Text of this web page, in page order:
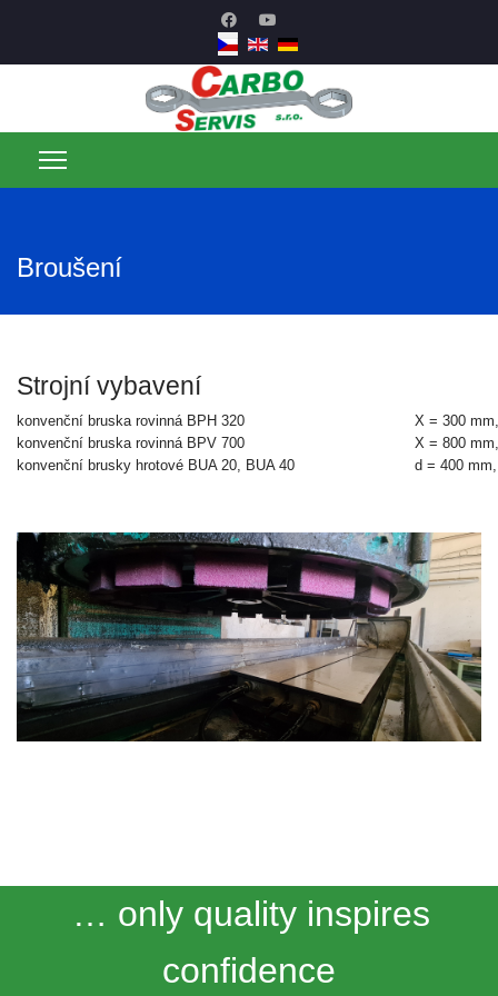
Broušení
Strojní vybavení
konvenční bruska rovinná BPH 320
konvenční bruska rovinná BPV 700
X = 300
X = 800
konvenční brusky hrotové BUA 20, BUA 40
d = 400
… only quality inspires
confidence